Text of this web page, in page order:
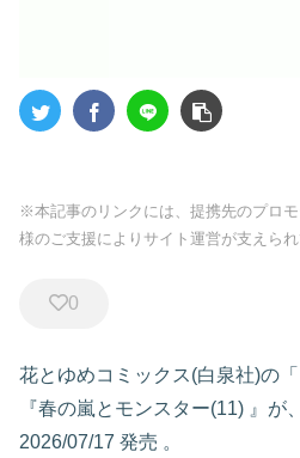
※本記事のリンクには、提携先のプロ
様のご支援によりサイト運営が支えられ
0
花とゆめコミックス(白泉社)の
『春の嵐とモンスター(11) 』が
2026/07/17 発売 。